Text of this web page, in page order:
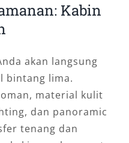
Kabin
akan langsung
bintang lima.
material kulit
dan panoramic
tenang dan